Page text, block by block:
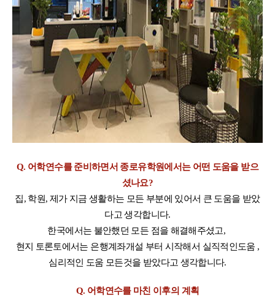
Q. 어학연수를 준비하면서 종로유학원에서는 어떤 도움을 받으
셨나요?
집, 학원, 제가 지금 생활하는 모든 부분에 있어서 큰 도움을 받았
다고 생각합니다.
한국에서는 불안했던 모든 점을 해결해주셨고,
현지 토론토에서는 은행계좌개설 부터 시작해서 실직적인도움 ,
심리적인 도움 모든것을 받았다고 생각합니다.
Q. 어학연수를 마친 이후의 계획